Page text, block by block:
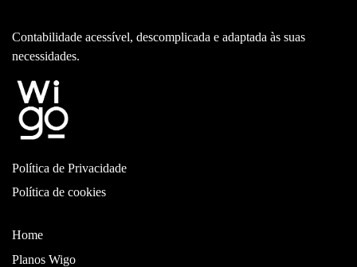
Contabilidade acessível, descomplicada e adaptada às suas
necessidades.
Política de Privacidade
Política de cookies
Home
Planos Wigo